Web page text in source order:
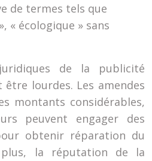
de termes tels que
« écologique » sans
de la publicité
être lourdes. Les amendes
montants considérables,
peuvent engager des
obtenir réparation du
la réputation de la